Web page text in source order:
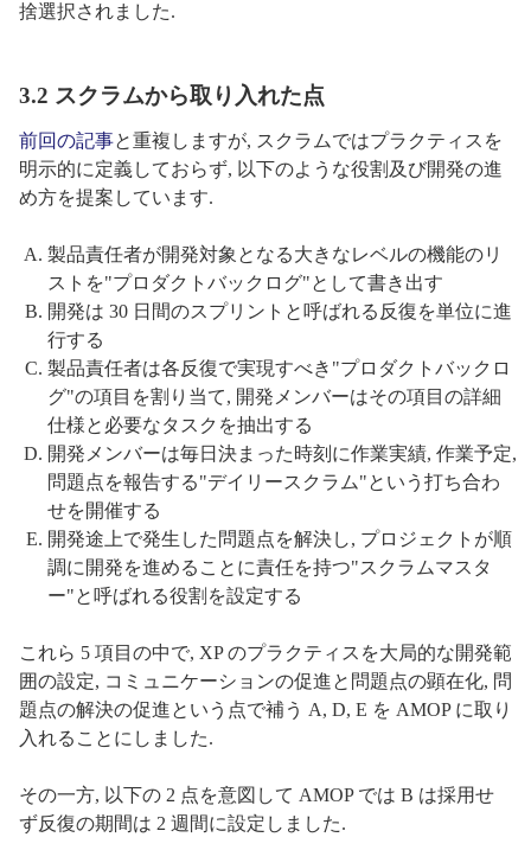
捨選択されました.
3.2 スクラムから取り入れた点
前回の記事と重複しますが, スクラムではプラクティスを
明示的に定義しておらず, 以下のような役割及び開発の進
め方を提案しています.
製品責任者が開発対象となる大きなレベルの機能のリ
ストを"プロダクトバックログ"として書き出す
開発は 30 日間のスプリントと呼ばれる反復を単位に進
行する
製品責任者は各反復で実現すべき"プロダクトバックロ
グ"の項目を割り当て, 開発メンバーはその項目の詳細
仕様と必要なタスクを抽出する
開発メンバーは毎日決まった時刻に作業実績, 作業予定,
問題点を報告する"デイリースクラム"という打ち合わ
せを開催する
開発途上で発生した問題点を解決し, プロジェクトが順
調に開発を進めることに責任を持つ"スクラムマスタ
ー"と呼ばれる役割を設定する
これら 5 項目の中で, XP のプラクティスを大局的な開発範
囲の設定, コミュニケーションの促進と問題点の顕在化, 問
題点の解決の促進という点で補う A, D, E を AMOP に取り
入れることにしました.
その一方, 以下の 2 点を意図して AMOP では B は採用せ
ず反復の期間は 2 週間に設定しました.